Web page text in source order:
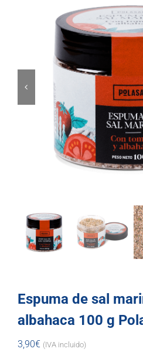
Espuma de sal
albahaca 100 g
3,90€ (IVA incluido)